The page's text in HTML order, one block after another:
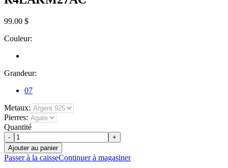
99.00 $
Couleur:
Grandeur:
07
Metaux:
Pierres:
Quantité
-
+
Ajouter au panier
Passer à la caisseContinuer à magasiner